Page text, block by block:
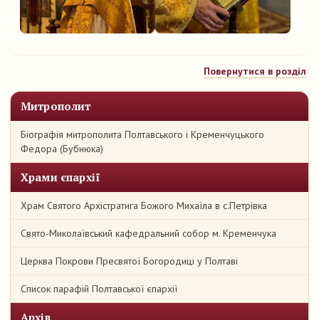
Митрополит
Біографія митрополита Полтавського і Кременчуцького
Федора (Бубнюка)
Храми єпархії
Храм Святого Архістратига Божого Михаїла в с.Петрівка
Свято-Миколаївський кафедральний собор м. Кременчука
Церква Покрови Пресвятої Богородиці у Полтаві
Список парафій Полтавської єпархії
Архів
Повернутися в розділ